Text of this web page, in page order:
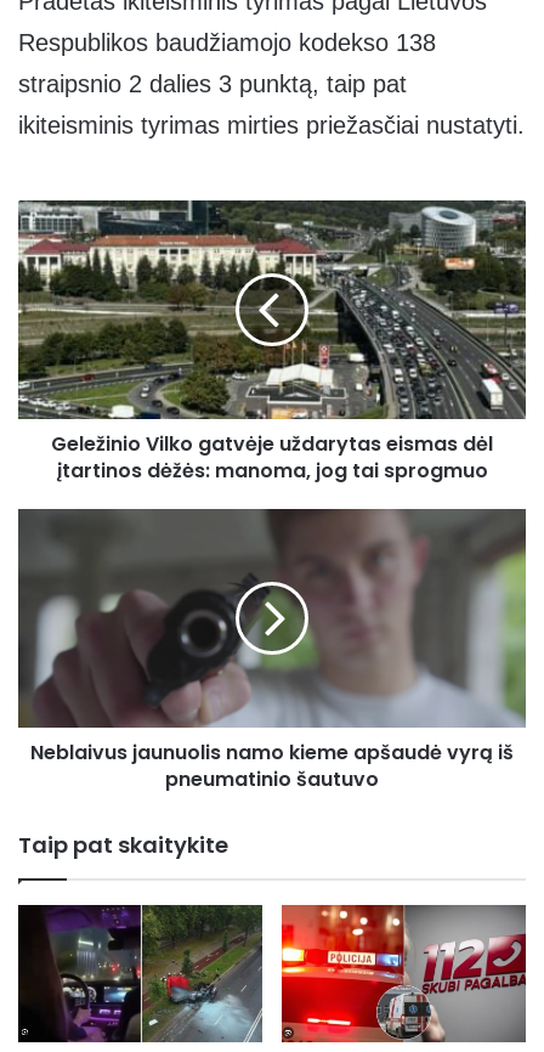
Respublikos baudžiamojo kodekso 138
straipsnio 2 dalies 3 punktą, taip pat
ikiteisminis tyrimas mirties priežasčiai nustatyti.
Geležinio
Vilko
gatvėje
uždarytas
eismas
dėl
įtartinos
dėžės:
manoma,
Geležinio Vilko gatvėje uždarytas eismas dėl
įtartinos dėžės: manoma, jog tai sprogmuo
jaunuolis
namo
kieme
apšaudė
pneumatinio
šautuvo
Neblaivus jaunuolis namo kieme apšaudė vyrą iš
pneumatinio šautuvo
Taip pat skaitykite